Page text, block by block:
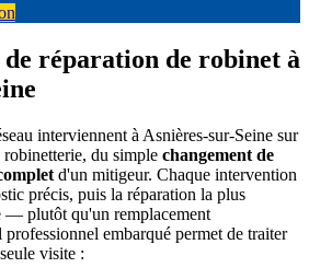
de réparation de robinet à
interviennent à Asnières-sur-Seine sur
robinetterie, du simple changement de
d'un mitigeur. Chaque intervention
précis, puis la réparation la plus
— plutôt qu'un remplacement
embarqué permet de traiter
visite :